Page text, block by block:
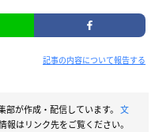
記事の内容について報告する
部が作成・配信しています。 文
報はリンク先をご覧ください。